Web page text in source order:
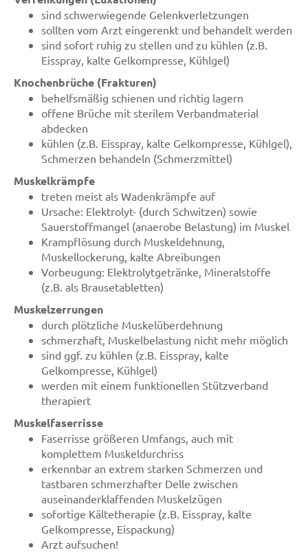
sind schwerwiegende Gelenkverletzungen
sollten vom Arzt eingerenkt und behandelt werden
sind sofort ruhig zu stellen und zu kühlen (z.B.
Eisspray, kalte Gelkompresse, Kühlgel)
Knochenbrüche (Frakturen)
behelfsmäßig schienen und richtig lagern
offene Brüche mit sterilem Verbandmaterial
abdecken
kühlen (z.B. Eisspray, kalte Gelkompresse, Kühlgel),
Schmerzen behandeln (Schmerzmittel)
Muskelkrämpfe
treten meist als Wadenkrämpfe auf
Ursache: Elektrolyt- (durch Schwitzen) sowie
Sauerstoffmangel (anaerobe Belastung) im Muskel
Krampflösung durch Muskeldehnung,
Muskellockerung, kalte Abreibungen
Vorbeugung: Elektrolytgetränke, Mineralstoffe
(z.B. als Brausetabletten)
Muskelzerrungen
durch plötzliche Muskelüberdehnung
schmerzhaft, Muskelbelastung nicht mehr möglich
sind ggf. zu kühlen (z.B. Eisspray, kalte
Gelkompresse, Kühlgel)
werden mit einem funktionellen Stützverband
therapiert
Muskelfaserrisse
Faserrisse größeren Umfangs, auch mit
komplettem Muskeldurchriss
erkennbar an extrem starken Schmerzen und
tastbaren schmerzhafter Delle zwischen
auseinanderklaffenden Muskelzügen
sofortige Kältetherapie (z.B. Eisspray, kalte
Gelkompresse, Eispackung)
Arzt aufsuchen!